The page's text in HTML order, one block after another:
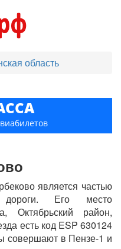
область
является частью
дороги. Его место
Октябрьский район,
есть код ESP 630124
совершают в Пензе-1 и